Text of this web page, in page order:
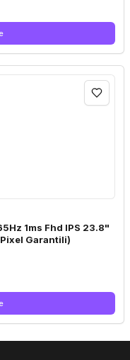
1ms Fhd IPS 23.8"
Garantili)